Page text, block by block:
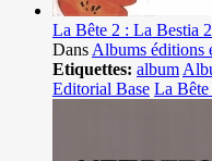
La Bête 2 : La Bestia 2
DansAlbums éditions
Etiquettes: album
Editorial Base La